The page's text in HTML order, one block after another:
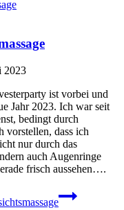
2023
ist vorbei und
Jahr 2023. Ich war seit
bedingt durch
vorstellen, dass ich
nur durch das
auch Augenringe
frisch aussehen….